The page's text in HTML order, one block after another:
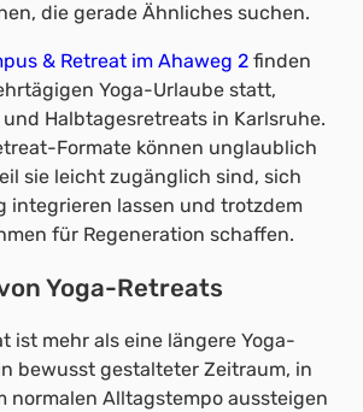
die gerade Ähnliches suchen.
& Retreat im Ahaweg 2 finden
Yoga-Urlaube statt,
Halbtagesretreats in Karlsruhe.
Formate können unglaublich
sie leicht zugänglich sind, sich
integrieren lassen und trotzdem
für Regeneration schaffen.
Yoga-Retreats
ist mehr als eine längere Yoga-
bewusst gestalteter Zeitraum, in
normalen Alltagstempo aussteigen